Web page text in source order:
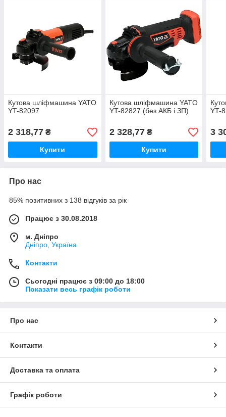
Кутова шліфмашина YATO
YT-82097
2 318,77 ₴
Купити
Кутова шліфмашина YATO
YT-82827 (без АКБ і ЗП)
2 328,77₴
Купити
YT-
3
Про нас
85% позитивних з 138 відгуків за рік
Працює з 30.08.2018
м. Дніпро
Дніпро, Україна
Контакти
Сьогодні працює з 09:00 до 18:00
Показати весь графік роботи
Про нас
Контакти
Доставка та оплата
Графік роботи